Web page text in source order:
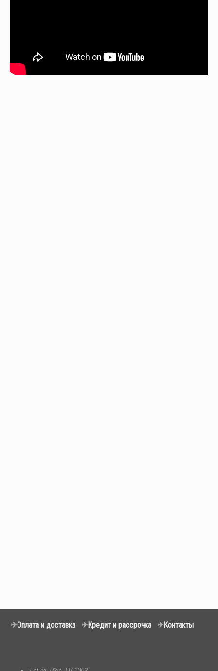
✈Оплата и доставка ✈Кредит и рассрочка ✈Контакты